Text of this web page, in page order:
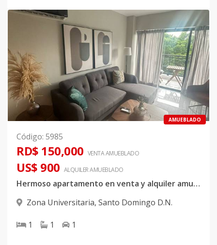
AMUEBLADO
Código: 5985
RD$ 150,000 VENTA AMUEBLADO
US$ 900 ALQUILERAMUEBLADO
Hermoso apartamento en venta y alquiler amueblado ubicado en zona universitaria
Zona Universitaria, Santo Domingo D.N.
1 1 1